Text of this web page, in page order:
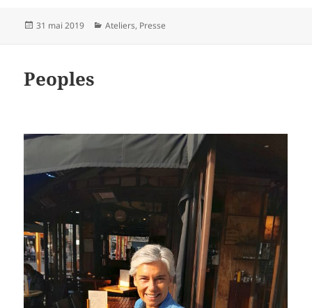
Publié
31 mai 2019 Catégories
Ateliers, Presse
Peoples